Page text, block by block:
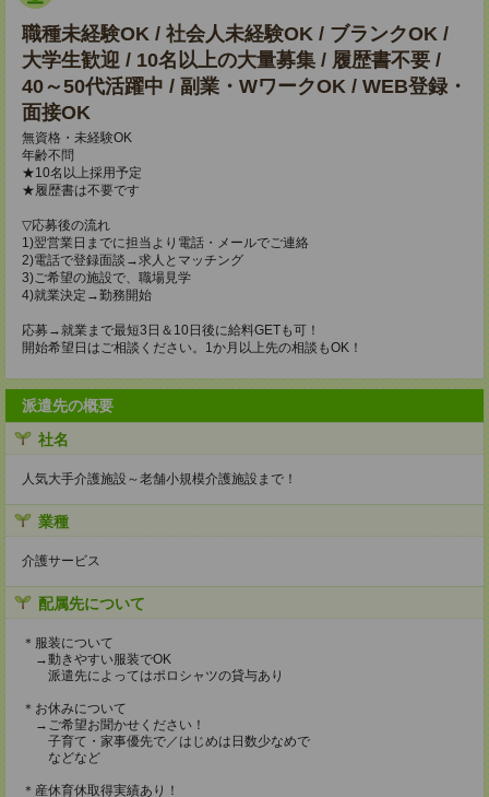
職種未経験OK / 社会人未経験OK / ブランクOK /
大学生歓迎 / 10名以上の大量募集 / 履歴書不要 /
40～50代活躍中 / 副業・WワークOK / WEB登録・
面接OK
無資格・未経験OK
年齢不問
★10名以上採用予定
★履歴書は不要です
▽応募後の流れ
1)翌営業日までに担当より電話・メールでご連絡
2)電話で登録面談→求人とマッチング
3)ご希望の施設で、職場見学
4)就業決定→勤務開始
応募→就業まで最短3日＆10日後に給料GETも可！
開始希望日はご相談ください。1か月以上先の相談もOK！
派遣先の概要
社名
人気大手介護施設～老舗小規模介護施設まで！
業種
介護サービス
配属先について
＊服装について
→動きやすい服装でOK
派遣先によってはポロシャツの貸与あり
＊お休みについて
→ご希望お聞かせください！
子育て・家事優先で／はじめは日数少なめで
などなど
＊産休育休取得実績あり！